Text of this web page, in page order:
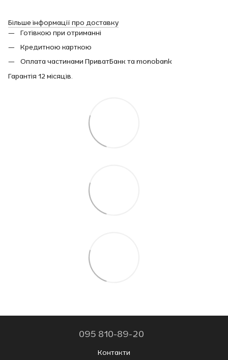
Більше інформації про доставку
Готівкою при отриманні
Кредитною карткою
Оплата частинами ПриватБанк та monobank
Гарантія 12 місяців.
095 810-89-20
Контакти